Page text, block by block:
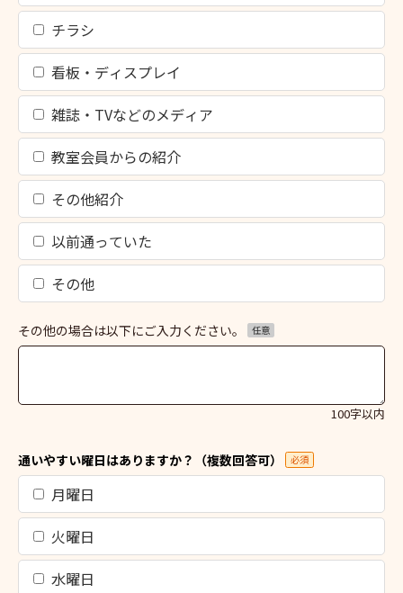
チラシ
看板・ディスプレイ
雑誌・TVなどのメディア
教室会員からの紹介
その他紹介
以前通っていた
その他
その他の場合は以下にご入力ください。 任意
100字以内
通いやすい曜日はありますか？（複数回答可） 必須
月曜日
火曜日
水曜日